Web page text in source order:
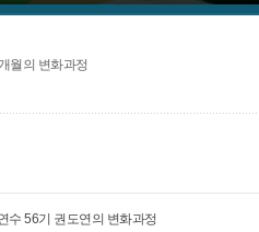
월의 변화과정
수 56기 권도연의 변화과정